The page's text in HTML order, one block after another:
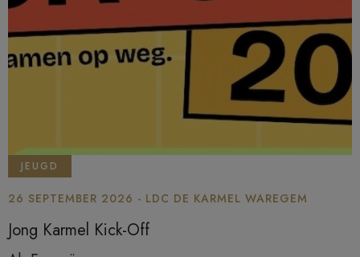
JEUGD
26 SEPTEMBER 2026 - LDC DE KARMEL WAREGEM
Jong Karmel Kick-Off